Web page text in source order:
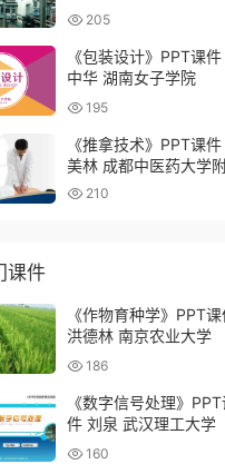
术学院
205
《包装设计》PPT课件
中华 湖南女子学院
195
《推拿技术》PPT课
美林 成都中医药大学
医院针灸学校（四川省
210
课件
《作物育种学》PPT
洪德林 南京农业大学
186
《数字信号处理》
件 刘泉 武汉理工大学
160